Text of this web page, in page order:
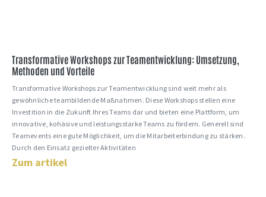
Transformative Workshops zur Teamentwicklung: Umsetzung,
Methoden und Vorteile
Transformative Workshops zur Teamentwicklung sind weit mehr als
gewöhnliche teambildende Maßnahmen. Diese Workshops stellen eine
Investition in die Zukunft Ihres Teams dar und bieten eine Plattform, um
innovative, kohäsive und leistungsstarke Teams zu fördern. Generell sind
Teamevents eine gute Möglichkeit, um die Mitarbeiterbindung zu stärken.
Durch den Einsatz gezielter Aktivitäten
Zum artikel